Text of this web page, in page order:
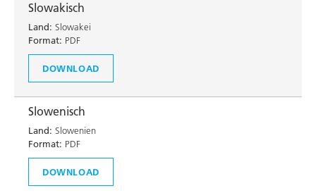
Slowakisch
Land: Slowakei
Format: PDF
DOWNLOAD
Slowenisch
Land: Slowenien
Format: PDF
DOWNLOAD